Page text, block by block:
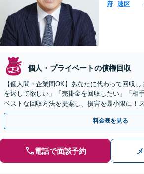
府 速区
個人・プライベートの債権回収
【個人間・企業間OK】あなたに代わって回収
を返して欲しい」「売掛金を回収したい」「相
ベストな回収方法を提案し、損害を最小限に！
指します【Google口コミ高評価⭐️】
料金表を見る
電話で面談予約